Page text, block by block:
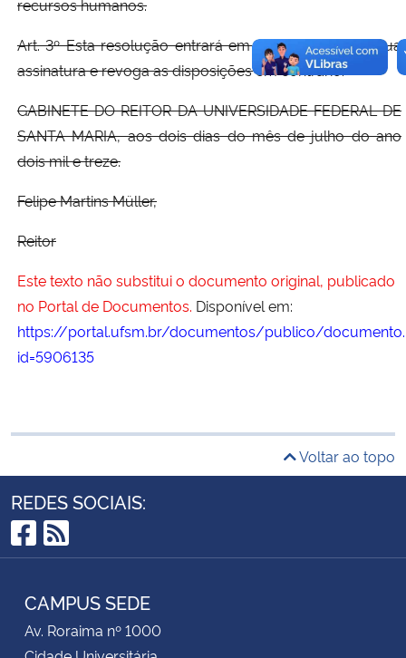
recursos humanos.
Art. 3º Esta resolução entrará em vigor na data de sua
assinatura e revoga as disposições em contrário.
GABINETE DO REITOR DA UNIVERSIDADE FEDERAL DE
SANTA MARIA, aos dois dias do mês de julho do ano
dois mil e treze.
Felipe Martins Müller,
Reitor
Este texto não substitui o documento original, publicado
no Portal de Documentos. Disponível em:
https://portal.ufsm.br/documentos/publico/
id=5906135
Voltar ao topo
REDES SOCIAIS:
Facebook
RSS
CAMPUS SEDE
Av. Roraima nº 1000